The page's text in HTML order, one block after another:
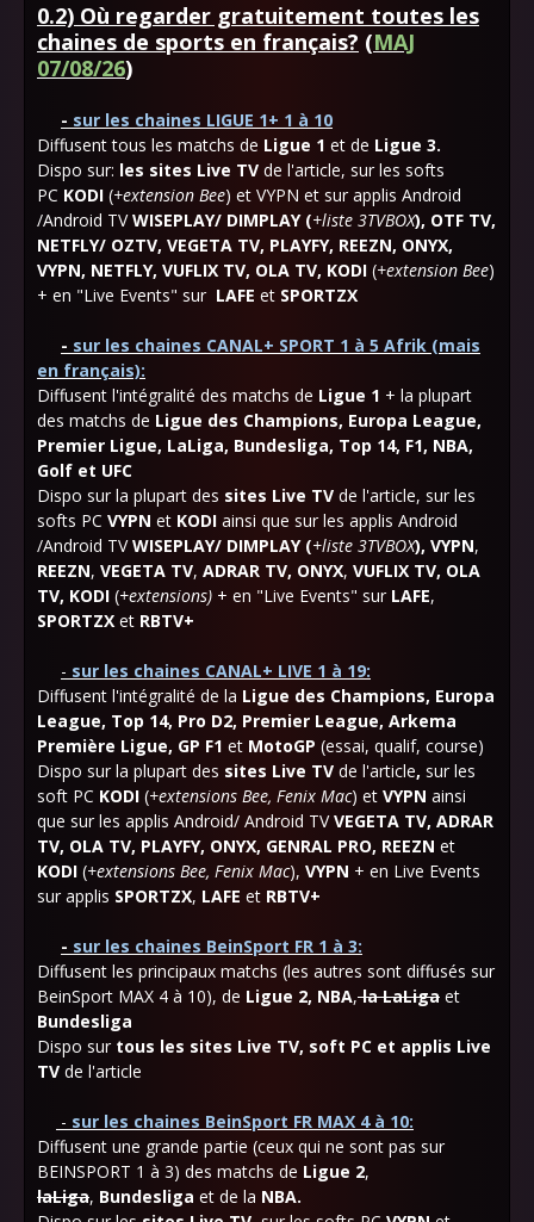
0.2) Où regarder gratuitement toutes les
chaines de sports en français? (MAJ
07/08/26)
- sur les chaines LIGUE 1+ 1 à 10
Diffusent tous les matchs de Ligue 1 et de Ligue 3.
Dispo sur: les sites Live TV de l'article, sur les softs
PC KODI (+extension Bee) et VYPN et sur applis Android
/Android TVWISEPLAY/ DIMPLAY (+liste 3TVBOX), OTF TV,
NETFLY/ OZTV, VEGETA TV, PLAYFY, REEZN, ONYX,
VYPN, NETFLY, VUFLIX TV, OLA TV, KODI (+extension Bee)
+ en "Live Events" sur LAFE et SPORTZX
- sur les chaines CANAL+ SPORT 1 à 5 Afrik (mais
en français):
Diffusent l'intégralité des matchs de Ligue 1 + la plupart
des matchs de Ligue des Champions, Europa League,
Premier Ligue, LaLiga, Bundesliga, Top 14, F1, NBA,
Golf et UFC
Dispo sur la plupart des sites Live TV de l'article, sur les
softs PC VYPN et KODI ainsi que sur les applis Android
/Android TVWISEPLAY/ DIMPLAY (+liste 3TVBOX), VYPN,
REEZN, VEGETA TV, ADRAR TV, ONYX, VUFLIX TV, OLA
TV, KODI (+extensions) + en "Live Events" sur LAFE,
SPORTZX et RBTV+
- sur les chaines CANAL+ LIVE 1 à 19:
Diffusent l'intégralité de la Ligue des Champions, Europa
League, Top 14, Pro D2, Premier League, Arkema
Première Ligue, GP F1 et MotoGP (essai, qualif, course)
Dispo sur la plupart des sites Live TV de l'article, sur les
soft PC KODI (+extensions Bee, Fenix Mac) et VYPN ainsi
que sur les applis Android/ Android TV VEGETA TV, ADRAR
TV, OLA TV, PLAYFY, ONYX, GENRAL PRO, REEZN et
KODI (+extensions Bee, Fenix Mac), VYPN + en Live Events
sur applis SPORTZX, LAFE et RBTV+
- sur les chaines BeinSport FR 1 à 3:
Diffusent les principaux matchs (les autres sont diffusés sur
BeinSport MAX 4 à 10), de Ligue 2, NBA, la LaLiga et
Bundesliga
Dispo sur tous les sites Live TV, soft PC et applis Live
TV de l'article
- sur les chaines BeinSport FR MAX 4 à 10:
Diffusent une grande partie (ceux qui ne sont pas sur
BEINSPORT 1 à 3) des matchs de Ligue 2,
laLiga, Bundesliga et de la NBA.